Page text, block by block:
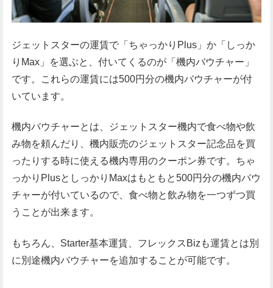
ジェットスターの運賃で「ちゃっかりPlus」か「しっか
りMax」を選ぶと、付いてくるのが「機内バウチャー」
です。これらの運賃には500円分の機内バウチャーが付
いています。
機内バウチャーとは、ジェットスター機内で食べ物や飲
み物を頼んだり、機内販売のジェットスター記念品を買
ったりする時に使える機内専用のクーポン券です。ちゃ
っかりPlusとしっかりMaxはもともと500円分の機内バウ
チャーが付いているので、食べ物と飲み物を一つずつ買
うことが出来ます。
もちろん、Starter基本運賃、フレックスBizも運賃とは別
に別途機内バウチャーを追加することが可能です。